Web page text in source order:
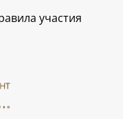
участия